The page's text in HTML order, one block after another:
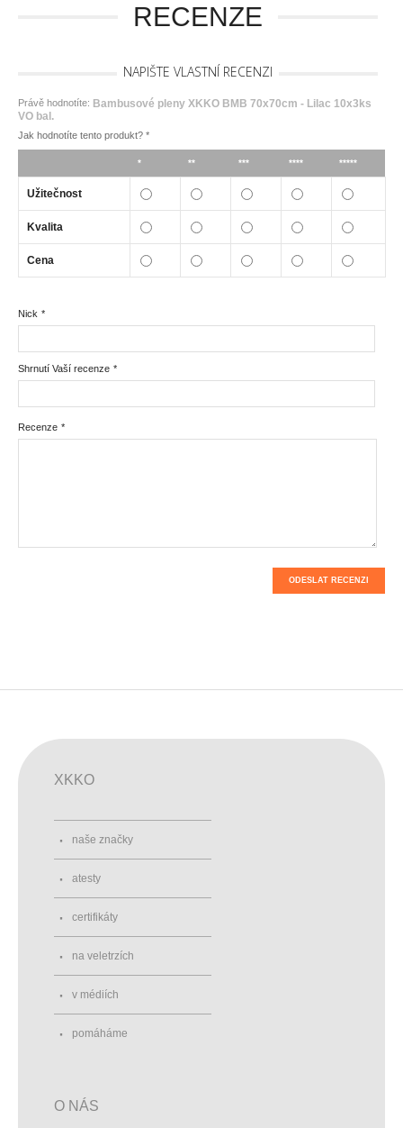
RECENZE
NAPIŠTE VLASTNÍ RECENZI
Právě hodnotíte: Bambusové pleny XKKO BMB 70x70cm - Lilac 10x3ks
VO bal.
Jak hodnotíte tento produkt? *
* ** *** **** *****
Užitečnost
Kvalita
Cena
*
Nick
*
Shrnutí Vaší recenze
*
Recenze
ODESLAT RECENZI
XKKO
naše značky
atesty
certifikáty
na veletrzích
v médiích
pomáháme
O NÁS